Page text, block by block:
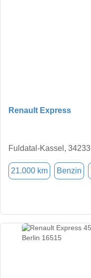
Renault Express
Fuldatal-Kassel, 34233
21.000 km Benzin